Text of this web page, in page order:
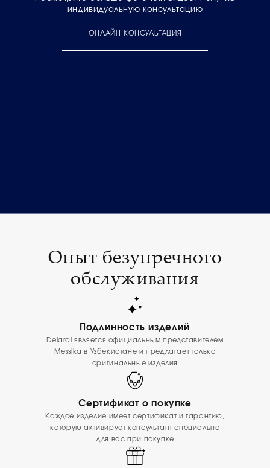
индивидуальную консультацию
ОНЛАЙН-КОНСУЛЬТАЦИЯ
Опыт безупречного
обслуживания
Подлинность изделий
Delardi является официальным представителем
Messika в Узбекистане и предлагает только
оригинальные изделия
Сертификат о покупке
Каждое изделие имеет сертификат и гарантию,
которую активирует консультант специально
для вас при покупке